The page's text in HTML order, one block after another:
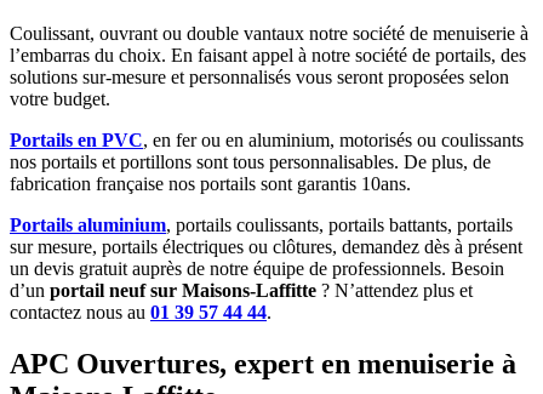
Coulissant, ouvrant ou double vantaux notre société de menuiserie à
l’embarras du choix. En faisant appel à notre société de portails, des
solutions sur-mesure et personnalisés vous seront proposées selon
votre budget.
Portails en PVC, en fer ou en aluminium, motorisés ou coulissants
nos portails et portillons sont tous personnalisables. De plus, de
fabrication française nos portails sont garantis 10ans.
Portails aluminium, portails coulissants, portails battants, portails
sur mesure, portails électriques ou clôtures, demandez dès à présent
un devis gratuit auprès de notre équipe de professionnels. Besoin
d’un portail neuf sur Maisons-Laffitte ? N’attendez plus et
contactez nous au 01 39 57 44 44.
APC Ouvertures, expert en menuiserie à